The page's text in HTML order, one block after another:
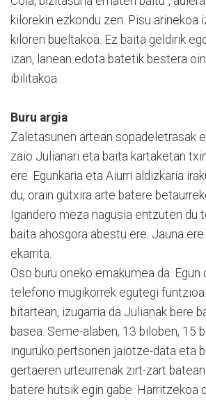
kilorekin ezkondu zen. Pisu arinekoa
kiloren bueltakoa. Ez baita geldirik
izan, lanean edota batetik bestera
ibilitakoa.
Buru argia
Zaletasunen artean sopadeletrasak
zaio Julianari eta baita kartaketan
ere. Egunkaria eta Aiurri aldizkaria
du, orain gutxira arte batere
Igandero meza nagusia entzuten du
baita ahosgora abestu ere. Jauna
ekarrita.
Oso buru oneko emakumea da.
telefono mugikorrek egutegi
bitartean, izugarria da Julianak bere
basea. Seme-alaben, 13 biloben, 15
inguruko pertsonen jaiotze-data eta
gertaeren urteurrenak zirt-zart
batere hutsik egin gabe. Harritzekoa